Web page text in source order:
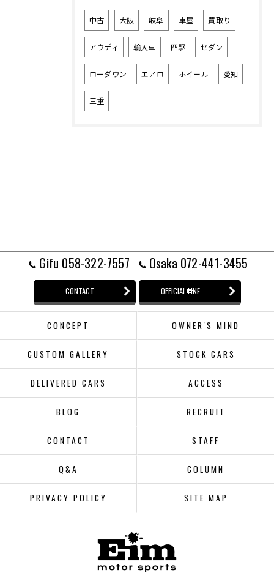
中古 大阪 岐阜 車屋 買取り
アウディ 輸入車 四駆 セダン
ローダウン エアロ ホイール 愛知
三重
Gifu 058-322-7557 Osaka 072-441-3455
CONTACT OFFICIAL LINE
CONCEPT OWNER'S MIND
CUSTOM GALLERY STOCK CARS
DELIVERED CARS ACCESS
BLOG RECRUIT
CONTACT STAFF
Q&A COLUMN
PRIVACY POLICY SITE MAP